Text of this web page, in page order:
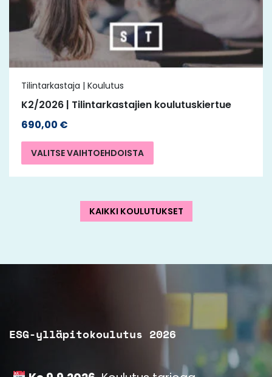
Tilintarkastaja | Koulutus
K2/2026 | Tilintarkastajien koulutuskiertue
690,00 €
VALITSE VAIHTOEHDOISTA
KAIKKI KOULUTUKSET
ESG-ylläpitokoulutus 2026